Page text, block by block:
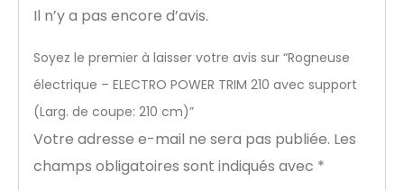
Il n’y a pas encore d’avis.
Soyez le premier à laisser votre avis sur “Rogneuse
électrique – ELECTRO POWER TRIM 210 avec support
(Larg. de coupe: 210 cm)”
Votre adresse e-mail ne sera pas publiée. Les
champs obligatoires sont indiqués avec *